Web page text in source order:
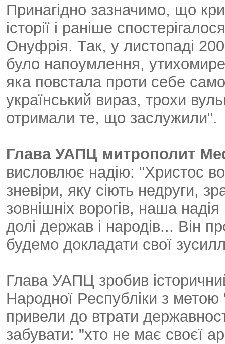
Принагідно зазначимо, що
історії і раніше
Онуфрія. Так, у листопаді
було напоумлення,
яка повстала проти себе
український вираз, трохи
отримали те, що заслужили".
Глава УАПЦ митрополит
висловлює надію: "Христос
зневіри, яку сіють недруги,
зовнішніх ворогів, наша
долі держав і народів... Він
будемо докладати свої
Глава УАПЦ зробив
Народної Республіки з метою
привели до втрати
забувати: "хто не має своєї